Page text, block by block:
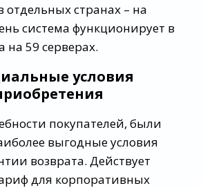
странах – на
система функционирует в
на 59 серверах.
условия
покупателей, были
выгодные условия
возврата. Действует
для корпоративных